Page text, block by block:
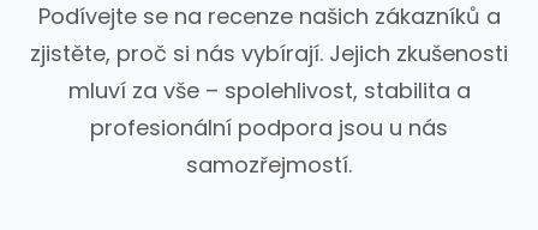
Podívejte se na recenze našich zákazníků a
zjistěte, proč si nás vybírají. Jejich zkušenosti
mluví za vše – spolehlivost, stabilita a
profesionální podpora jsou u nás
samozřejmostí.